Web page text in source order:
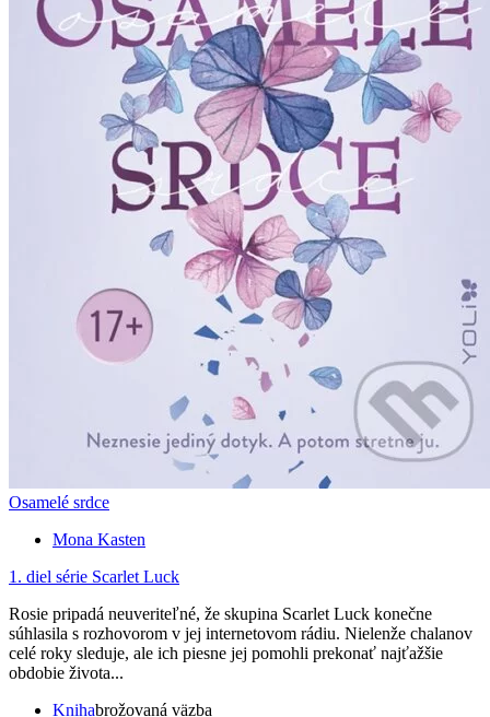
Osamelé srdce
Mona Kasten
1. diel série Scarlet Luck
Rosie pripadá neuveriteľné, že skupina Scarlet Luck konečne
súhlasila s rozhovorom v jej internetovom rádiu. Nielenže chalanov
celé roky sleduje, ale ich piesne jej pomohli prekonať najťažšie
obdobie života...
Knihabrožovaná väzba